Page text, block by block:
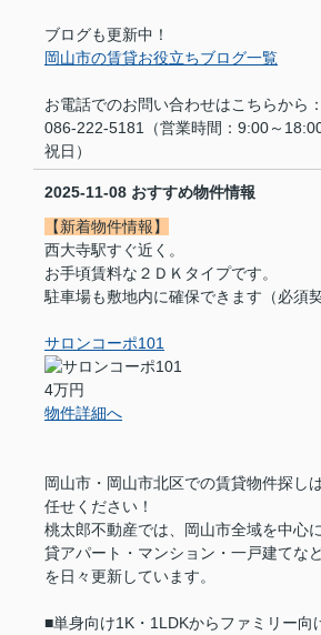
ブログも更新中！
岡山市の賃貸お役立ちブログ一覧
お電話でのお問い合わせはこちらから：
086-222-5181（営業時間：9:00～
祝日）
2025-11-08 おすすめ物件情報
【新着物件情報】
西大寺駅すぐ近く。
お手頃賃料な２ＤＫタイプです。
駐車場も敷地内に確保できます（必須契
サロンコーポ101
4万円
物件詳細へ
岡山市・岡山市北区での賃貸物件探し
任せください！
桃太郎不動産では、岡山市全域を中心
貸アパート・マンション・一戸建てな
を日々更新しています。
■単身向け1K・1LDKからファミリー向